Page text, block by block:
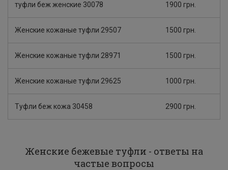
туфли беж женские 30078 1900 грн.
Женские кожаные туфли 29507 1500 грн.
Женские кожаные туфли 28971 1500 грн.
Женские кожаные туфли 29625 1000 грн.
Туфли беж кожа 30458 2900 грн.
Женские бежевые туфли - ответы на
частые вопросы